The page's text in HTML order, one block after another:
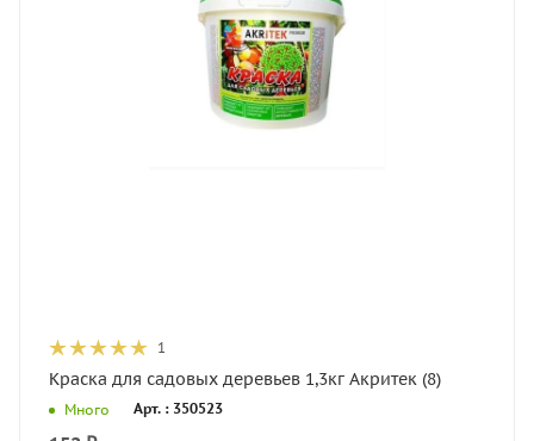
1
Краска для садовых деревьев 1,3кг Акритек (8)
Много Арт. : 350523